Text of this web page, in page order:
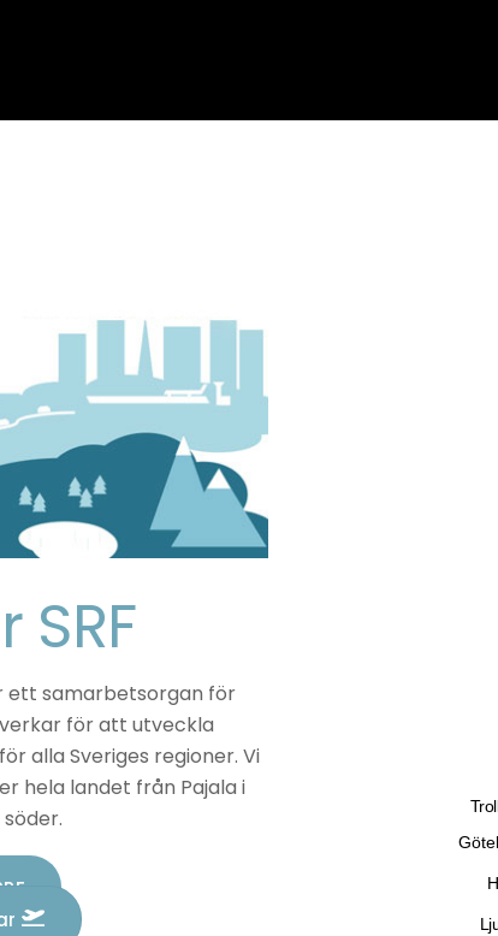
ett samarbetsorgan för
för att utveckla
alla Sveriges regioner. Vi
hela landet från Pajala i